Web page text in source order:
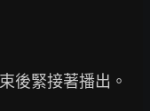
後緊接著播出。